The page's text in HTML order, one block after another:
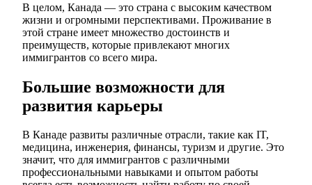
В целом, Канада — это страна с высоким качеством
жизни и огромными перспективами. Проживание в
этой стране имеет множество достоинств и
преимуществ, которые привлекают многих
иммигрантов со всего мира.
Большие возможности для
развития карьеры
В Канаде развиты различные отрасли, такие как IT,
медицина, инженерия, финансы, туризм и другие. Это
значит, что для иммигрантов с различными
профессиональными навыками и опытом работы